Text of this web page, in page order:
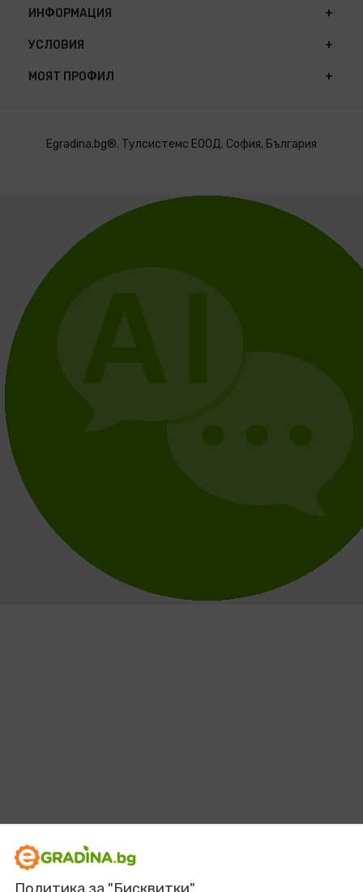
ИНФОРМАЦИЯ
УСЛОВИЯ
МОЯТ ПРОФИЛ
Egradina.bg®. Тулсистемс ЕООД. София, България